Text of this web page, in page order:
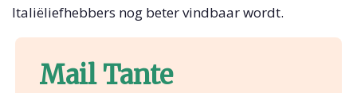
Italiëliefhebbers nog beter vindbaar wordt.
Mail Tante